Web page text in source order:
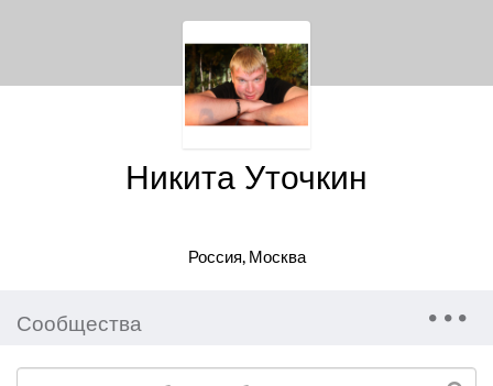
Никита Уточкин
Россия, Москва
Сообщества